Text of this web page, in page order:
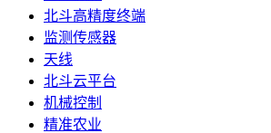
北斗高精度终端
监测传感器
天线
北斗云平台
机械控制
精准农业